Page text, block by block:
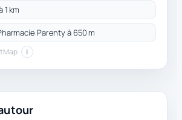
1 km
Parenty à 650 m
i